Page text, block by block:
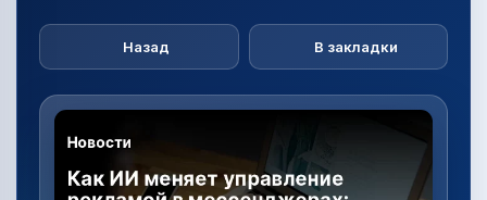
Назад В закладки